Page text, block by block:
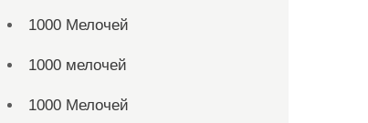
1000 Мелочей
1000 мелочей
1000 Мелочей